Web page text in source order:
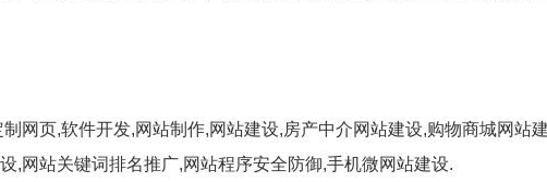
网页,软件开发,网站制作,网站建设,房产中介网站建设,购物商城网站
,网站关键词排名推广,网站程序安全防御,手机微网站建设.